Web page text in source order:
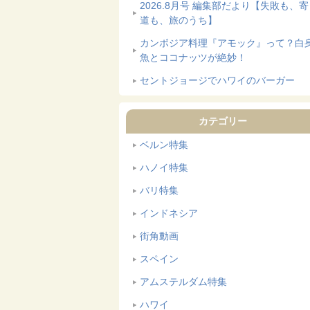
2026.8月号 編集部だより【失敗も、
道も、旅のうち】
カンボジア料理『アモック』って？白
魚とココナッツが絶妙！
セントジョージでハワイのバーガー
カテゴリー
ベルン特集
ハノイ特集
バリ特集
インドネシア
街角動画
スペイン
アムステルダム特集
ハワイ